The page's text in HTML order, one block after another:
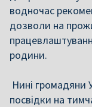
водночас
дозволи на
родини.
Нині громадяни
посвідки на